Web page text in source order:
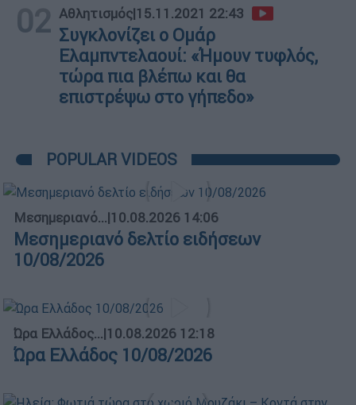
02 Αθλητισμός|15.11.2021 22:43
Συγκλονίζει ο Ομάρ
Ελαμπντελαουί: «Ήμουν τυφλός,
τώρα πια βλέπω και θα
επιστρέψω στο γήπεδο»
POPULAR VIDEOS
Μεσημεριανό...|10.08.2026 14:06
Μεσημεριανό δελτίο ειδήσεων
10/08/2026
Ώρα Ελλάδος...|10.08.2026 12:18
Ώρα Ελλάδος 10/08/2026